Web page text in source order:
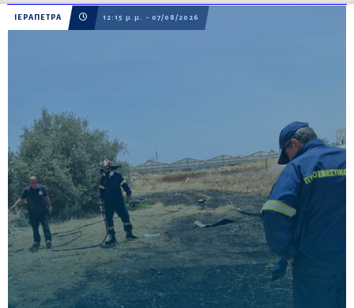
ΙΕΡΑΠΕΤΡΑ 12:15 μ.μ. - 07/08/2026